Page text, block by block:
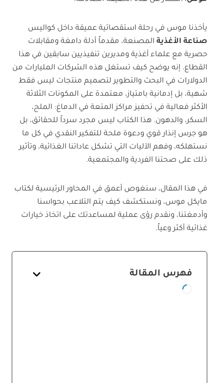
يأخذنا موس في رحلة استقصائية عميقة داخل كواليس
صناعة الأغذية المصنعة، مقدماً أدلة دامغة ومقابلات
حصرية مع علماء أغذية ومديرين تنفيذيين سابقين في هذا
القطاع. إنه يوضح كيف تستغل هذه الشركات المليارات من
الدولارات في البحث والتطوير لتصميم منتجات ليس فقط
شهية، بل إدمانية بامتياز، معتمدة على المكونات الثلاثة
الأكثر فعالية في تحفيز مراكز المتعة في الدماغ: الملح،
السكر، والدهون. هذا الكتاب ليس مجرد سرداً للحقائق، بل
هو جرس إنذار قوي ودعوة ملحة للتفكير النقدي في كل ما
نستهلكه، وفهم الآليات التي تشكل عاداتنا الغذائية، وتأثير
ذلك على صحتنا الفردية والمجتمعية.
في هذا المقال، سنغوص أعمق في المحاور الرئيسية لكتاب
مايكل موس، ونستكشف كيف يتم التلاعب بحواسنا
وأدمغتنا، ونقدم رؤى عملية لمساعدتك على اتخاذ خيارات
غذائية أكثر وعياً.
فهرس المقالة